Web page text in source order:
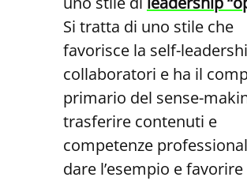
Si tratta di uno stile che
favorisce la self-
collaboratori e ha il
primario del sense-
trasferire contenuti e
competenze
dare l’esempio e favorire